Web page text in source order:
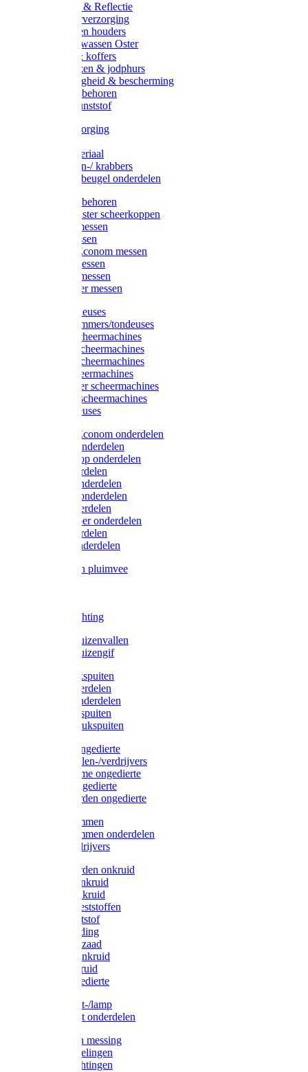
Verlichting & Reflectie
Rapide leerverzorging
Likstenen en houders
Poetsen & wassen Oster
Poetssets & koffers
Ruiter laarzen & jodphurs
Ruiter veiligheid & bescherming
Ruiter - toebehoren
Voerbak kunststof
Klauwverzorging
Injectiemateriaal
Hoefmessen-/ krabbers
Hoefbekapbeugel onderdelen
Messen toebehoren
Moser & Oster scheerkoppen
Hauptner messen
Liscop messen
Aesculap/Econom messen
Heiniger messen
Constanta messen
FarmClipper messen
Moser tondeuses
Overige trimmers/tondeuses
Heiniger scheermachines
Hauptner scheermachines
Aesculap scheermachines
Liscop scheermachines
FarmClipper scheermachines
Constanta scheermachines
Wahl tondeuses
Aesculap/Econom onderdelen
Hauptner onderdelen
Lister/Liscop onderdelen
Eider onderdelen
Heiniger onderdelen
Constanta onderdelen
Moser onderdelen
Farm Clipper onderdelen
Oster onderdelen
TailWell onderdelen
Voerbakken pluimvee
LED verlichting
Ratten / Muizenvallen
Ratten / Muizengif
Gloria drukspuiten
Gloria onderdelen
Gardena onderdelen
Dario drukspuiten
Gardena drukspuiten
Diversen ongedierte
Insectenvallen-/verdrijvers
Protect Home ongedierte
Solabiol ongedierte
Protect Garden ongedierte
Mollenklemmen
Mollenklemmen onderdelen
Mollenverdrijvers
Protect Garden onkruid
Diversen onkruid
Solabiol onkruid
Solabiol meststoffen
Pokon meststof
Pokon voeding
Pokon graszaad
Roundup onkruid
Pokon onkruid
Pokon ongedierte
Vliegenkast-/lamp
Vliegenkast onderdelen
Zuigkorven messing
Geka koppelingen
Geka afdichtingen